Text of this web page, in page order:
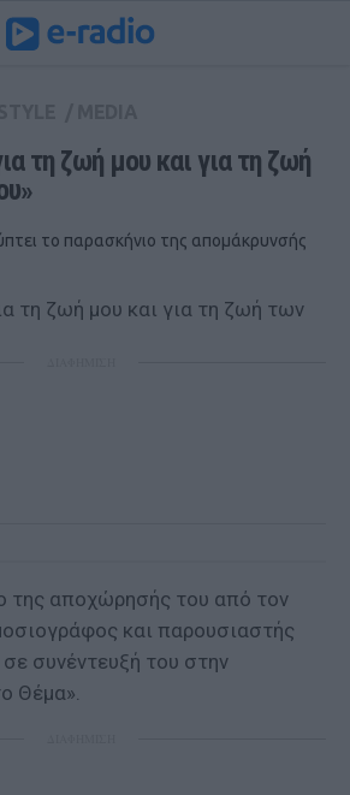
τη ζωή μου και για τη ζωή
το παρασκήνιο της απομάκρυνσής
της αποχώρησής του από τον
και παρουσιαστής
συνέντευξή του στην
Θέμα».